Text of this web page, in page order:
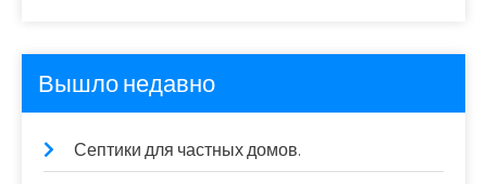
Вышло недавно
Септики для частных домов.